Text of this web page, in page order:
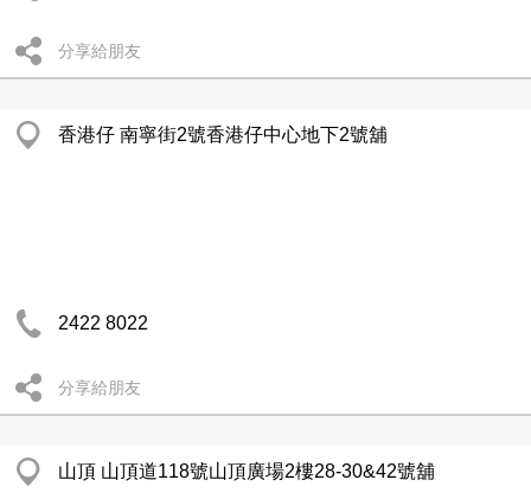
分享給朋友
香港仔 南寧街2號香港仔中心地下2號舖
2422 8022
分享給朋友
山頂 山頂道118號山頂廣場2樓28-30&42號舖